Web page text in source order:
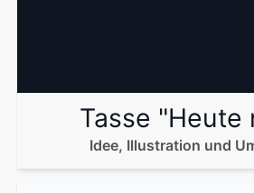
Tasse "Heute
Idee, Illustration und